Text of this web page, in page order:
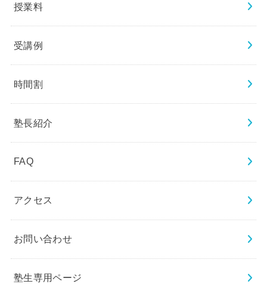
授業料
受講例
時間割
塾長紹介
FAQ
アクセス
お問い合わせ
塾生専用ページ